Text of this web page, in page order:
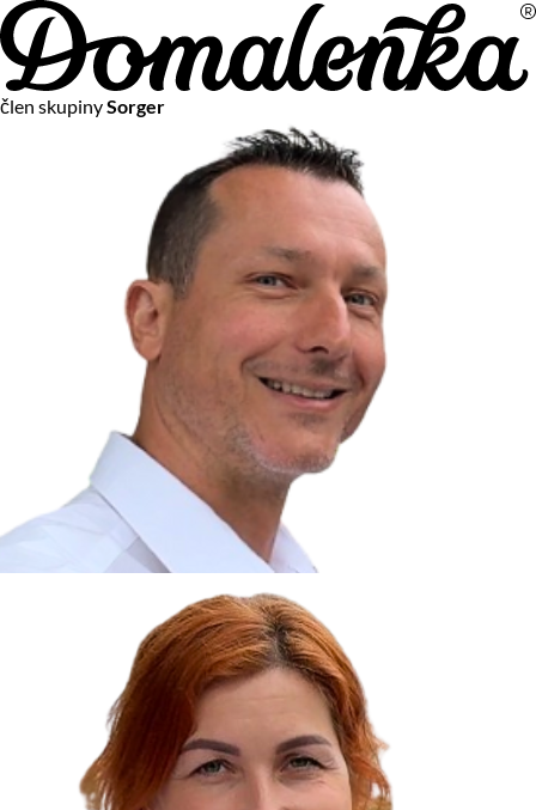
člen skupinySorger
Na vašom súkromí nám záleží
Chceme vám neustále poskytovať tie najlepšie služby.
Vzhľadom k platnej legislatíve od vás ale potrebujeme súhlas
s používaním súborov cookies.
Viac o personalizácii a meraní
Aby sme vedeli, čo sa deje na webových stránkach a aby sme
vám mohli prispôsobiť ponuky na mieru či reklamu,
používame cookies a taktiežslužby spoločnosti Google
Čo sú cookies?
Cookies sú malé textové súbory, ktoré môžu byť používané
webovými stránkami, aby zefektívnili používateľský zážitok.
Vďaka cookies vám môžeme ponúkať služby podľa toho, čo
naozaj hľadáte a chcete nájsť.
Kedykoľvek sa môžete slobodne rozhodnúť, ktoré typy
používania cookies chcete umožniť.
Zákon uvádza, že môžeme ukladať cookies na vašom
zariadení, pokiaľ sú nevyhnutne nutné pre prevádzku tejto
Cookies, ktoré používame
Technické a nevyhnutné cookies
Analytické a marketingové cookies
Reklamné úložisko
Reklamné používateľské dáta